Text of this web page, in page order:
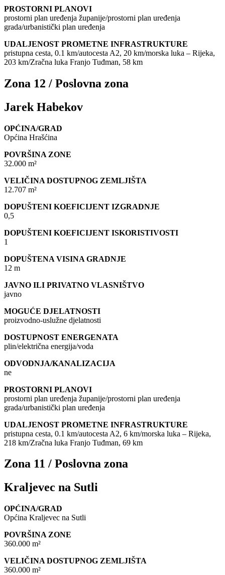
PROSTORNI PLANOVI
prostorni plan uređenja županije/prostorni plan uređenja
grada/urbanistički plan uređenja
UDALJENOST PROMETNE INFRASTRUKTURE
pristupna cesta, 0.1 km/autocesta A2, 20 km/morska luka – Rijeka,
203 km/Zračna luka Franjo Tuđman, 58 km
Zona 12 / Poslovna zona
Jarek Habekov
OPĆINA/GRAD
Općina Hrašćina
POVRŠINA ZONE
32.000 m²
VELIČINA DOSTUPNOG ZEMLJIŠTA
12.707 m²
DOPUŠTENI KOEFICIJENT IZGRADNJE
0,5
DOPUŠTENI KOEFICIJENT ISKORISTIVOSTI
1
DOPUŠTENA VISINA GRADNJE
12 m
JAVNO ILI PRIVATNO VLASNIŠTVO
javno
MOGUĆE DJELATNOSTI
proizvodno-uslužne djelatnosti
DOSTUPNOST ENERGENATA
plin/električna energija/voda
ODVODNJA/KANALIZACIJA
ne
PROSTORNI PLANOVI
prostorni plan uređenja županije/prostorni plan uređenja
grada/urbanistički plan uređenja
UDALJENOST PROMETNE INFRASTRUKTURE
pristupna cesta, 0.1 km/autocesta A2, 6 km/morska luka – Rijeka,
218 km/Zračna luka Franjo Tuđman, 69 km
Zona 11 / Poslovna zona
Kraljevec na Sutli
OPĆINA/GRAD
Općina Kraljevec na Sutli
POVRŠINA ZONE
360.000 m²
VELIČINA DOSTUPNOG ZEMLJIŠTA
360.000 m²